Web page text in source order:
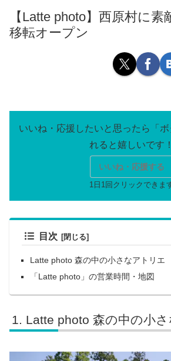
【Latte photo】西原村に
移転オープン
いいね・応援する
目次
Latte photo 森の中の小さなアトリエ
「Latte photo」の営業時間・地図
Latte photo 森の中の小